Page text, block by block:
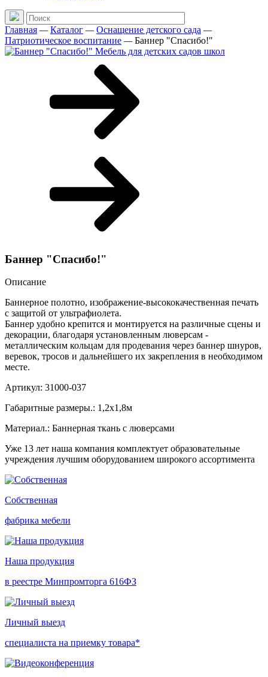
Главная —Каталог —Оснащение детского сада —
Патриотическое воспитание —Баннер "Спасибо!"
Баннер "Спасибо!"
Описание
Баннерное полотно, изображение-высококачественная печать
с защитой от ультрафиолета.
Баннер удобно крепится и монтируется на различные сцены и
декорации, благодаря установленным люверсам -
металлическим кольцам для продевания через баннер шнуров,
веревок, тросов и дальнейшего их закрепления в необходимом
месте.
Артикул: 31000-037
Габаритные размеры.: 1,2х1,8м
Материал.: Баннерная ткань с люверсами
Уже 13 лет наша компания комплектует образовательные
учреждения лучшим оборудованием широкого ассортимента
Собственная
фабрика мебели
Наша продукция
в реестре Минпромторга 616ФЗ
Личный выезд
специалиста на приемку товара*